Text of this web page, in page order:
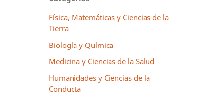
Física, Matemáticas y Ciencias de la
Tierra
Biología y Química
Medicina y Ciencias de la Salud
Humanidades y Ciencias de la
Conducta